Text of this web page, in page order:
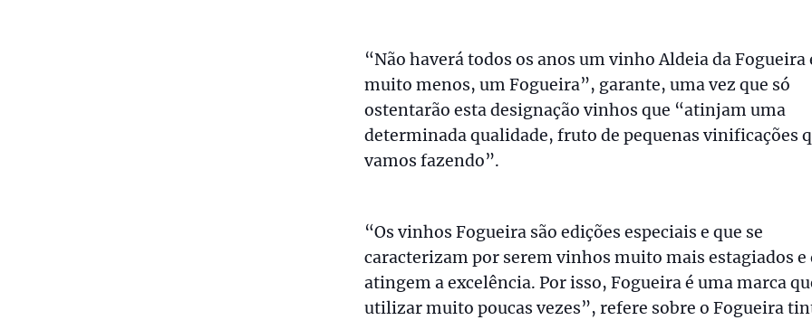
“Não haverá todos os anos um vinho Aldeia da Fogueira
muito menos, um Fogueira”, garante, uma vez que só
ostentarão esta designação vinhos que “atinjam uma
determinada qualidade, fruto de pequenas vinificações
vamos fazendo”.
“Os vinhos Fogueira são edições especiais e que se
caracterizam por serem vinhos muito mais estagiados e
atingem a excelência. Por isso, Fogueira é uma marca
utilizar muito poucas vezes”, refere sobre o Fogueira